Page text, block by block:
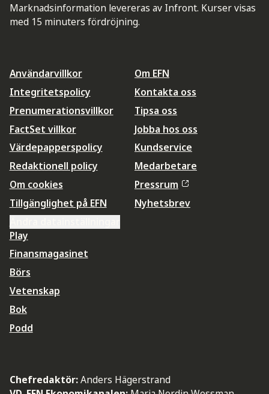
Marknadsinformation levereras av Infront. Kurser visas
med 15 minuters fördröjning.
Användarvillkor
Integritetspolicy
Prenumerationsvillkor
FactSet villkor
Värdepapperspolicy
Redaktionell policy
Om cookies
Tillgänglighet på EFN
Om EFN
Kontakta oss
Tipsa oss
Jobba hos oss
Kundservice
Medarbetare
Pressrum
Nyhetsbrev
Play
Finansmagasinet
Börs
Vetenskap
Bok
Podd
Chefredaktör:Anders Hägerstrand